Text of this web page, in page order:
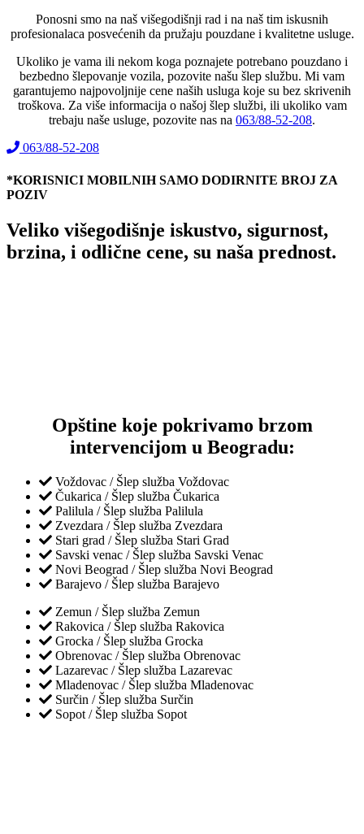
Ponosni smo na naš višegodišnji rad i na naš tim iskusnih
profesionalaca posvećenih da pružaju pouzdane i kvalitetne usluge.
Ukoliko je vama ili nekom koga poznajete potrebano pouzdano i
bezbedno šlepovanje vozila, pozovite našu šlep službu. Mi vam
garantujemo najpovoljnije cene naših usluga koje su bez skrivenih
troškova. Za više informacija o našoj šlep službi, ili ukoliko vam
trebaju naše usluge, pozovite nas na 063/88-52-208.
063/88-52-208
*KORISNICI MOBILNIH SAMO DODIRNITE BROJ ZA
POZIV
Veliko višegodišnje iskustvo, sigurnost,
brzina, i odlične cene, su naša prednost.
Opštine koje pokrivamo brzom
intervencijom u Beogradu:
Voždovac / Šlep služba Voždovac
Čukarica / Šlep služba Čukarica
Palilula / Šlep služba Palilula
Zvezdara / Šlep služba Zvezdara
Stari grad / Šlep služba Stari Grad
Savski venac / Šlep služba Savski Venac
Novi Beograd / Šlep služba Novi Beograd
Barajevo / Šlep služba Barajevo
Zemun / Šlep služba Zemun
Rakovica / Šlep služba Rakovica
Grocka / Šlep služba Grocka
Obrenovac / Šlep služba Obrenovac
Lazarevac / Šlep služba Lazarevac
Mladenovac / Šlep služba Mladenovac
Surčin / Šlep služba Surčin
Sopot / Šlep služba Sopot